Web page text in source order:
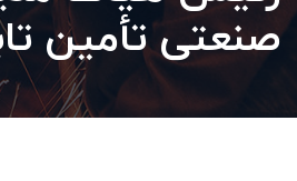
صنعتی تأمین